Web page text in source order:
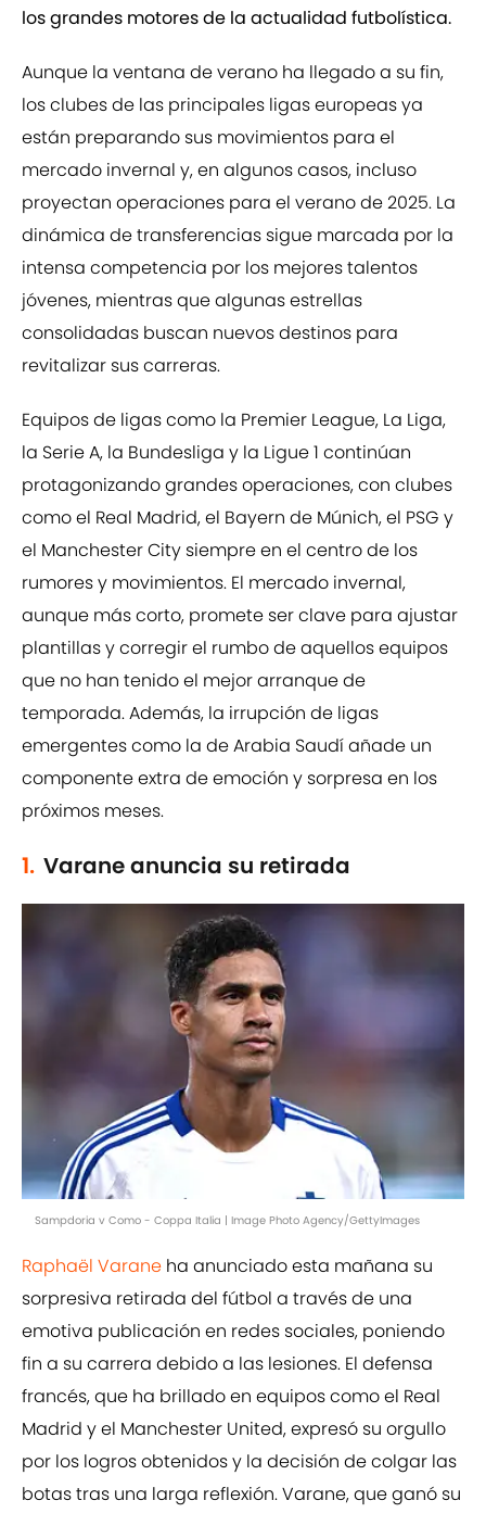
los grandes motores de la actualidad futbolística.
Aunque la ventana de verano ha llegado a su fin,
los clubes de las principales ligas europeas ya
están preparando sus movimientos para el
mercado invernal y, en algunos casos, incluso
proyectan operaciones para el verano de 2025. La
dinámica de transferencias sigue marcada por la
intensa competencia por los mejores talentos
jóvenes, mientras que algunas estrellas
consolidadas buscan nuevos destinos para
revitalizar sus carreras.
Equipos de ligas como la Premier League, La Liga,
la Serie A, la Bundesliga y la Ligue 1 continúan
protagonizando grandes operaciones, con clubes
como el Real Madrid, el Bayern de Múnich, el PSG y
el Manchester City siempre en el centro de los
rumores y movimientos. El mercado invernal,
aunque más corto, promete ser clave para ajustar
plantillas y corregir el rumbo de aquellos equipos
que no han tenido el mejor arranque de
temporada. Además, la irrupción de ligas
emergentes como la de Arabia Saudí añade un
componente extra de emoción y sorpresa en los
próximos meses.
1. Varane anuncia su retirada
Sampdoria v Como - Coppa Italia | Image Photo Agency/GettyImages
Raphaël Varane ha anunciado esta mañana su
sorpresiva retirada del fútbol a través de una
emotiva publicación en redes sociales, poniendo
fin a su carrera debido a las lesiones. El defensa
francés, que ha brillado en equipos como el Real
Madrid y el Manchester United, expresó su orgullo
por los logros obtenidos y la decisión de colgar las
botas tras una larga reflexión. Varane, que ganó su